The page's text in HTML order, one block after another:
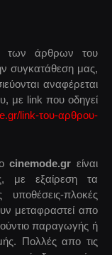
των άρθρων του
συγκατάθεση μας,
αναφέρεται
με link που οδηγεί
link-του-αρθρου-
cinemode.gr είναι
με εξαίρεση τα
πλοκές
μεταφραστεί απο
παραγωγής ή
Πολλές απο τις